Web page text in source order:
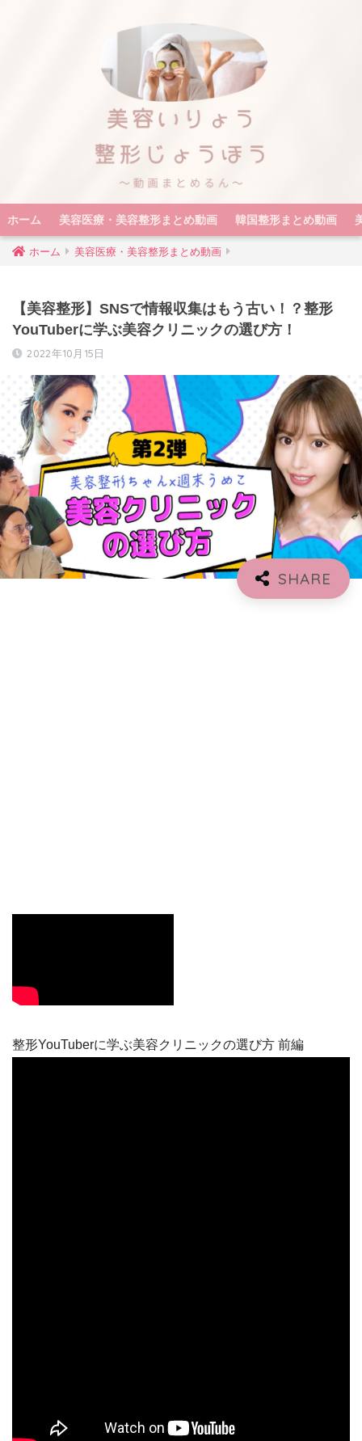
ホーム 美容医療・美容整形まとめ動画 韓国整形まとめ動画
ホーム 美容医療・美容整形まとめ動画
【美容整形】SNSで情報収集はもう古い！？整形
YouTuberに学ぶ美容クリニックの選び方！
2022年10月15日
整形YouTuberに学ぶ美容クリニックの選び方 前編